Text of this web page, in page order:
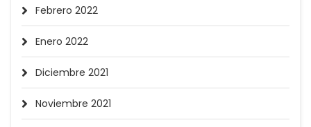
Febrero 2022
Enero 2022
Diciembre 2021
Noviembre 2021